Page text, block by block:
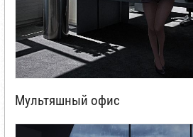
Мультяшный офис